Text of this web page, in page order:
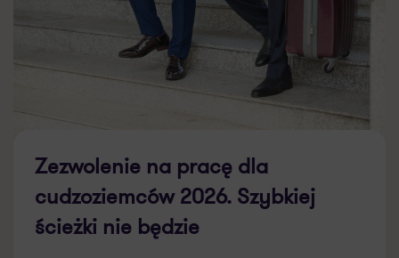
Zezwolenie na pracę dla
cudzoziemców 2026. Szybkiej
ścieżki nie będzie